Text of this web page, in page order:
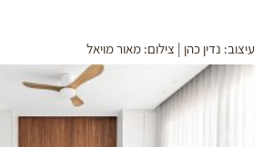
עיצוב: נדין כהן | צילום: מאור מויאל